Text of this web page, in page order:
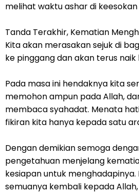
melihat waktu ashar di keesokan
Tanda Terakhir, Kematian
Kita akan merasakan sejuk di
ke pinggang dan akan terus naik
Pada masa ini hendaknya kita
memohon ampun pada Allah,
membaca syahadat. Menata
fikiran kita hanya kepada satu
Dengan demikian semoga
pengetahuan menjelang
kesiapan untuk menghadapinya.
semuanya kembali kepada